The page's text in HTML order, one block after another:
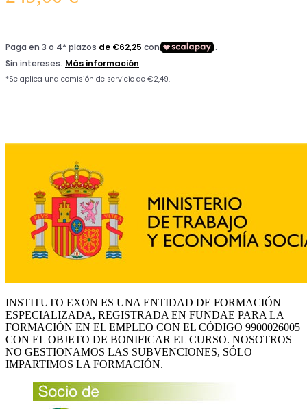
INSTITUTO EXON ES UNA ENTIDAD DE FORMACIÓN
ESPECIALIZADA, REGISTRADA EN FUNDAE PARA LA
FORMACIÓN EN EL EMPLEO CON EL CÓDIGO 9900026005
CON EL OBJETO DE BONIFICAR EL CURSO. NOSOTROS
NO GESTIONAMOS LAS SUBVENCIONES, SÓLO
IMPARTIMOS LA FORMACIÓN.